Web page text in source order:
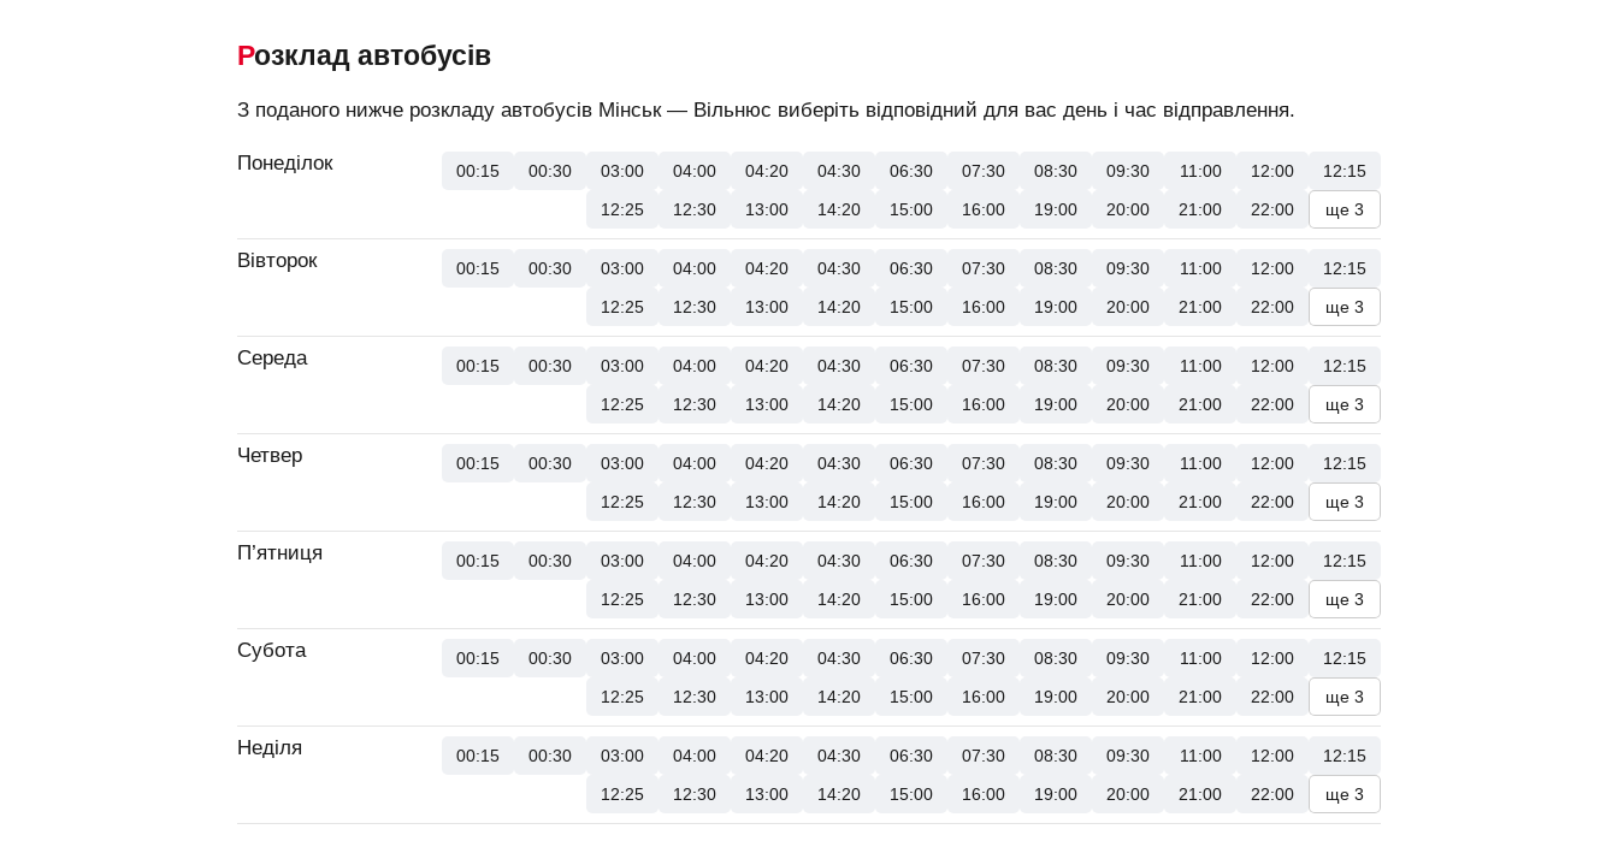
Розклад автобусів
З поданого нижче розкладу автобусів Мінськ — Вільнюс виберіть відповідний для вас день і час відправлення.
Понеділок 00:15 00:30 03:00 04:00 04:20 04:30 06:30 07:30 08:30 09:30 11:00 12:00
12:15
12:25
12:30 13:00 14:20 15:00 16:00 19:00 20:00 21:00 22:00 ще 3
Вівторок 00:15 00:30 03:00 04:00 04:20 04:30 06:30 07:30 08:30 09:30 11:00 12:00
12:15
12:25
12:30 13:00 14:20 15:00 16:00 19:00 20:00 21:00 22:00 ще 3
Середа 00:15 00:30 03:00 04:00 04:20 04:30 06:30 07:30 08:30 09:30 11:00 12:00
12:15
12:25
12:30 13:00 14:20 15:00 16:00 19:00 20:00 21:00 22:00 ще 3
Четвер 00:15 00:30 03:00 04:00 04:20 04:30 06:30 07:30 08:30 09:30 11:00 12:00
12:15
12:25
12:30 13:00 14:20 15:00 16:00 19:00 20:00 21:00 22:00 ще 3
П’ятниця 00:15 00:30 03:00 04:00 04:20 04:30 06:30 07:30 08:30 09:30 11:00 12:00
12:15
12:25
12:30 13:00 14:20 15:00 16:00 19:00 20:00 21:00 22:00 ще 3
Субота 00:15 00:30 03:00 04:00 04:20 04:30 06:30 07:30 08:30 09:30 11:00 12:00
12:15
12:25
12:30 13:00 14:20 15:00 16:00 19:00 20:00 21:00 22:00 ще 3
Неділя 00:15 00:30 03:00 04:00 04:20 04:30 06:30 07:30 08:30 09:30 11:00 12:00
12:15
12:25
12:30 13:00 14:20 15:00 16:00 19:00 20:00 21:00 22:00 ще 3